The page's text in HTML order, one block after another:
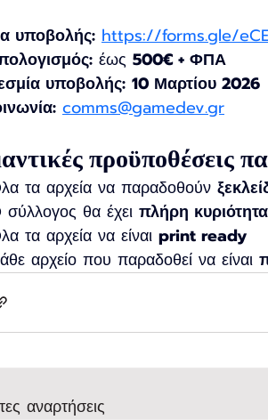
υποβολής: https://forms.gle/
έως 500€ + ΦΠΑ
υποβολής: 10 Μαρτίου 2026
comms@gamedev.gr
προϋποθέσεις
τα αρχεία να παραδοθούν
θα έχει πλήρη κυριότητα
τα αρχεία να είναι print ready
αρχείο που παραδοθεί να είναι
αναρτήσεις